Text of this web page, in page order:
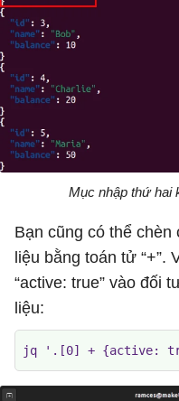
Mục nhập thứ hai
Bạn cũng có thể
liệu bằng toán tử “+”.
“active: true” vào đối
liệu:
jq '.[0] + {active: